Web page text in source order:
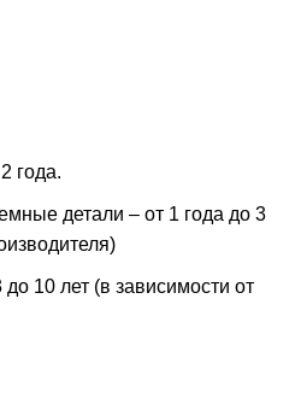
года.
детали – от 1 года до 3
10 лет (в зависимости от